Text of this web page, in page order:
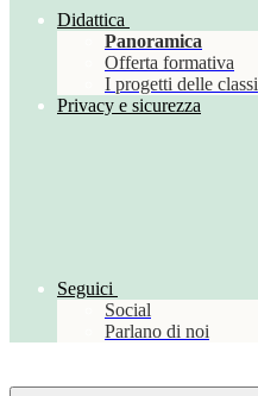
Didattica
Panoramica
Offerta formativa
I progetti delle classi
Privacy e sicurezza
Seguici
Social
Parlano di noi